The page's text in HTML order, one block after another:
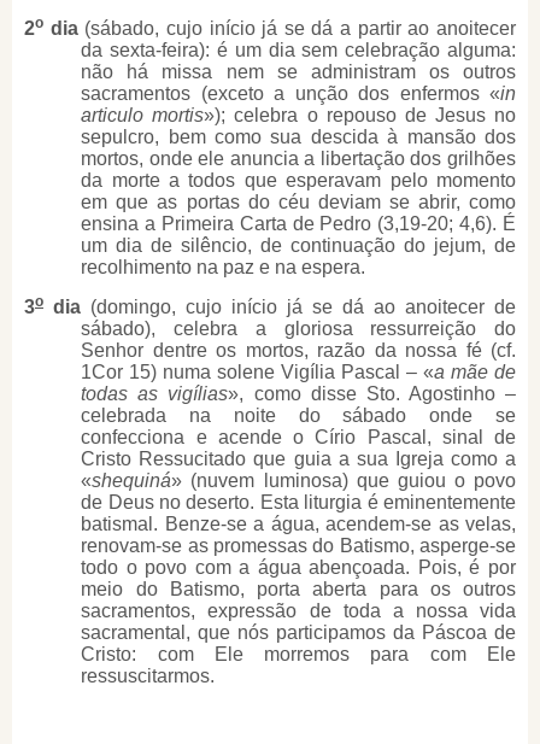
2o dia(sábado, cujo início já se dá a partir ao anoitecer
da sexta-feira): é um dia sem celebração alguma:
não há missa nem se administram os outros
sacramentos (exceto a unção dos enfermos «in
articulo mortis»); celebra o repouso de Jesus no
sepulcro, bem como sua descida à mansão dos
mortos, onde ele anuncia a libertação dos grilhões
da morte a todos que esperavam pelo momento
em que as portas do céu deviam se abrir, como
ensina a Primeira Carta de Pedro (3,19-20; 4,6). É
um dia de silêncio, de continuação do jejum, de
recolhimento na paz e na espera.
3o dia (domingo, cujo início já se dá ao anoitecer de
sábado), celebra a gloriosa ressurreição do
Senhor dentre os mortos, razão da nossa fé (cf.
1Cor 15) numa solene Vigília Pascal – «a mãe de
todas as vigílias», como disse Sto. Agostinho –
celebrada na noite do sábado onde se
confecciona e acende o Círio Pascal, sinal de
Cristo Ressucitado que guia a sua Igreja como a
«shequiná» (nuvem luminosa) que guiou o povo
de Deus no deserto. Esta liturgia é eminentemente
batismal. Benze-se a água, acendem-se as velas,
renovam-se as promessas do Batismo, asperge-se
todo o povo com a água abençoada. Pois, é por
meio do Batismo, porta aberta para os outros
sacramentos, expressão de toda a nossa vida
sacramental, que nós participamos da Páscoa de
Cristo: com Ele morremos para com Ele
ressuscitarmos.